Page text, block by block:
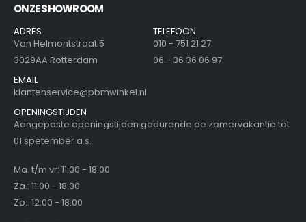
ONZE SHOWROOM
ADRES
Van Helmontstraat 5
3029AA Rotterdam
TELEFOON
010 - 751 21 27
06 - 36 36 06 97
EMAIL
klantenservice@pbmwinkel.nl
OPENINGSTIJDEN
Aangepaste openingstijden gedurende de zomervakantie tot
01 spetember a.s.
Ma. t/m vr: 11:00 - 18:00
Za.: 11:00 - 18:00
Zo.: 12:00 - 18:00